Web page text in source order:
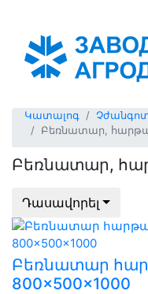
Կատալոգ
Բեռնատար,
Բեռնատար,
Դասավորել
Բեռնատար
800x500x1000